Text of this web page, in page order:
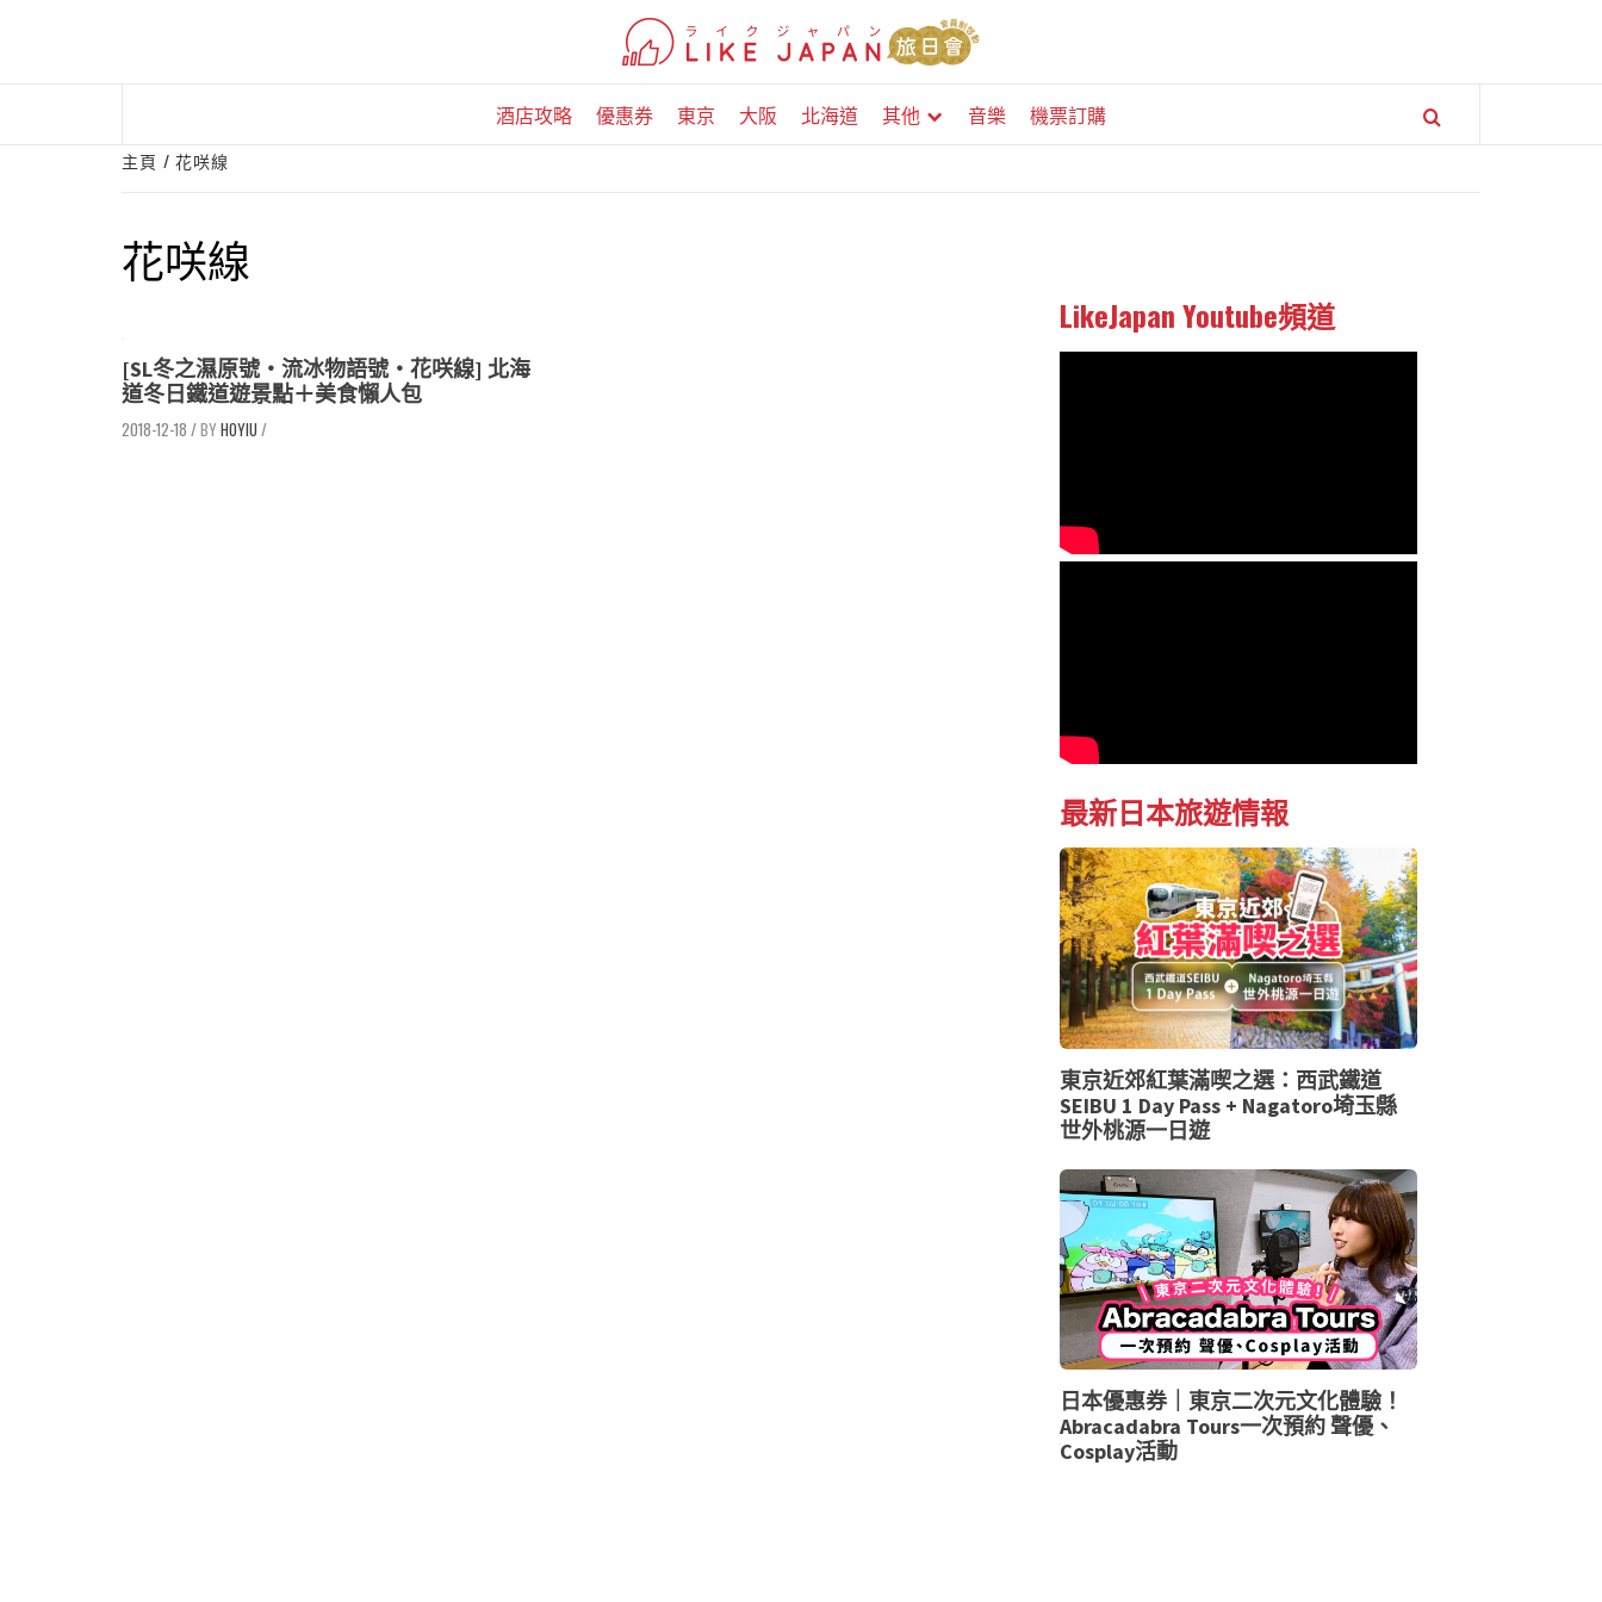
酒店攻略 優惠券 東京 大阪 北海道 其他 音樂 機票訂購
主頁 花咲線
花咲線
[SL冬之濕原號・流冰物語號・花咲線] 北海
道冬日鐵道遊景點＋美食懶人包
2018-12-18 / HOYIU /
LikeJapan Youtube頻道
最新日本旅遊情報
東京近郊紅葉滿喫之選：西武鐵道
SEIBU 1 Day Pass + Nagatoro埼玉縣
世外桃源一日遊
日本優惠券｜東京二次元文化體驗！
Abracadabra Tours一次預約 聲優、
Cosplay活動